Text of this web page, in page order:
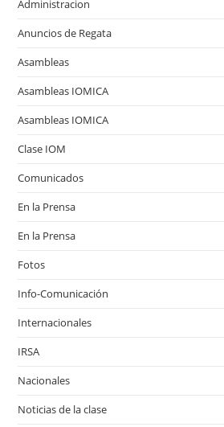
Administracion
Anuncios de Regata
Asambleas
Asambleas IOMICA
Asambleas IOMICA
Clase IOM
Comunicados
En la Prensa
En la Prensa
Fotos
Info-Comunicación
Internacionales
IRSA
Nacionales
Noticias de la clase